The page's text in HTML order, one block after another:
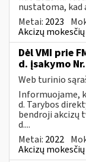
nustatoma, kad
Metai: 2023
Akcizų
Dėl VMI prie
d. įsakymo
Web turinio
Informuojame,
d. Tarybos
bendroji akcizų
d....
Metai: 2022
Akcizų